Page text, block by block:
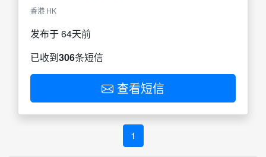
香港 HK
发布于 64天前
已收到306条短信
查看短信
1